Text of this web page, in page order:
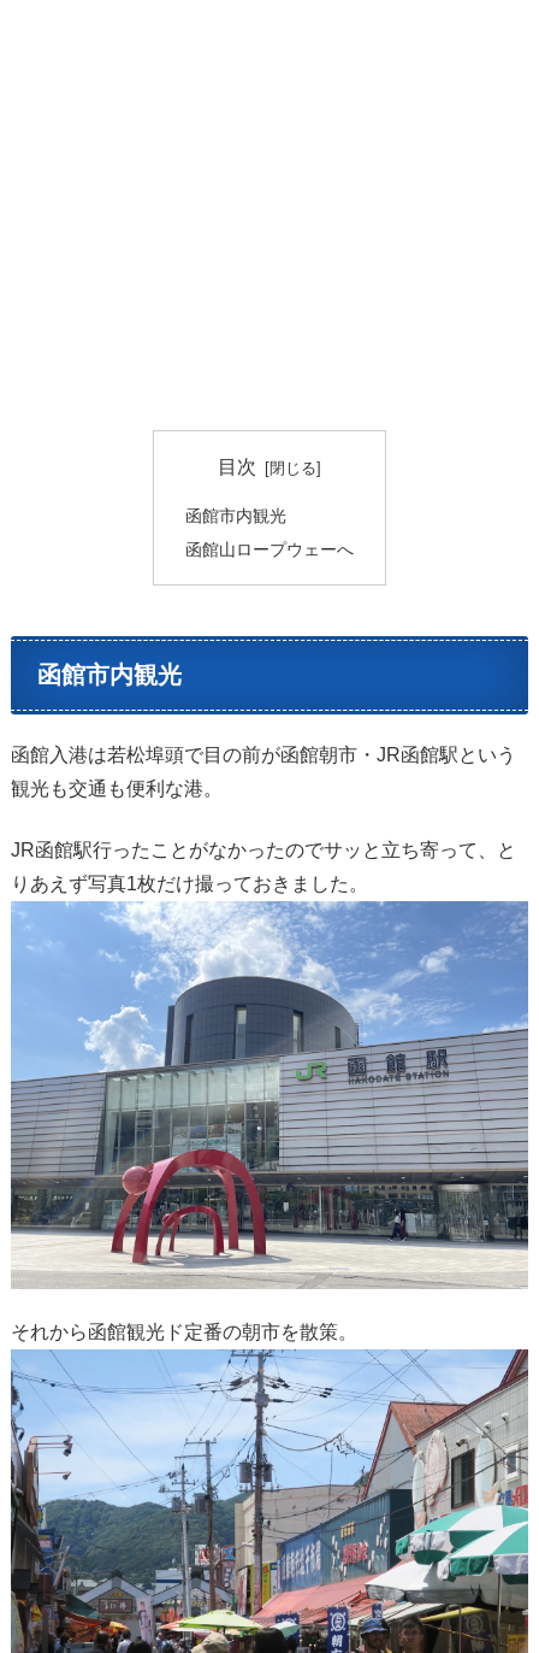
目次
函館市内観光
函館山ロープウェーへ
函館市内観光
函館入港は若松埠頭で目の前が函館朝市・JR函館駅という
観光も交通も便利な港。
JR函館駅行ったことがなかったのでサッと立ち寄って、と
りあえず写真1枚だけ撮っておきました。
それから函館観光ド定番の朝市を散策。